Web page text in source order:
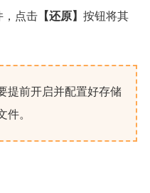
，点击【还原】 按钮将其
提前开启并配置好存储
件。